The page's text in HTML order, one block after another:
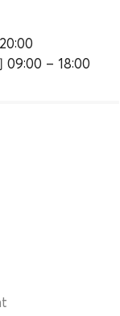
09:00 – 18:00